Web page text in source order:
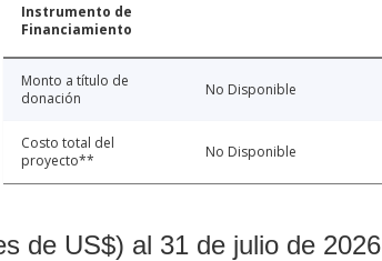
Instrumento de
Financiamiento
Monto a título de
donación
No Disponible
Costo total del
proyecto**
No Disponible
de US$) al 31 de julio de 2026